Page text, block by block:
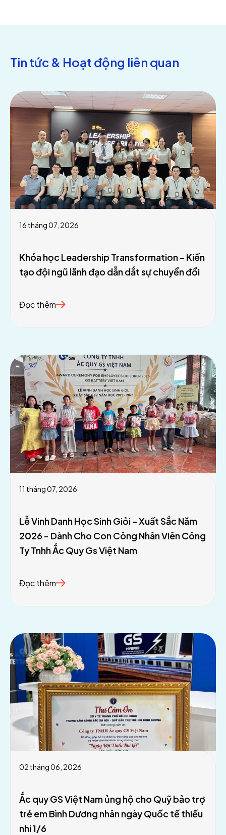
Tin tức & Hoạt động liên quan
16 tháng 07, 2026
Khóa học Leadership Transformation – Kiến
tạo đội ngũ lãnh đạo dẫn dắt sự chuyển đổi
Đọc thêm
11 tháng 07, 2026
Lễ Vinh Danh Học Sinh Giỏi – Xuất Sắc Năm
2026 - Dành Cho Con Công Nhân Viên Công
Ty Tnhh Ắc Quy Gs Việt Nam
Đọc thêm
02 tháng 06, 2026
Ắc quy GS Việt Nam ủng hộ cho Quỹ bảo trợ
trẻ em Bình Dương nhân ngày Quốc tế thiếu
nhi 1/6